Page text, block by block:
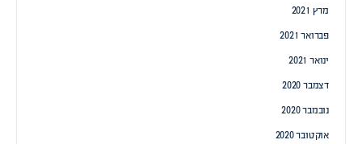
מרץ 2021
פברואר 2021
ינואר 2021
דצמבר 2020
נובמבר 2020
אוקטובר 2020